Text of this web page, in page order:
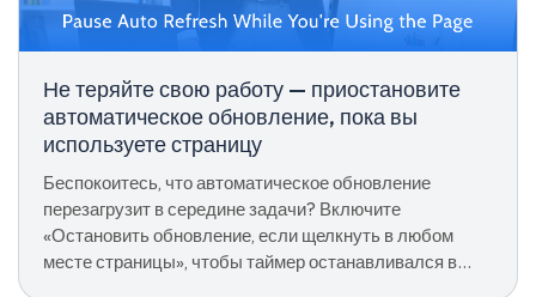
Не теряйте свою работу — приостановите
автоматическое обновление, пока вы
используете страницу
Беспокоитесь, что автоматическое обновление
перезагрузит в середине задачи? Включите
«Остановить обновление, если щелкнуть в любом
месте страницы», чтобы таймер останавливался в